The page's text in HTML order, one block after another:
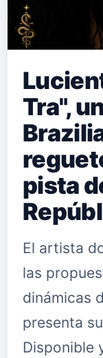
Tra",
pista
El artista
las
dinámicas
presenta
Disponible